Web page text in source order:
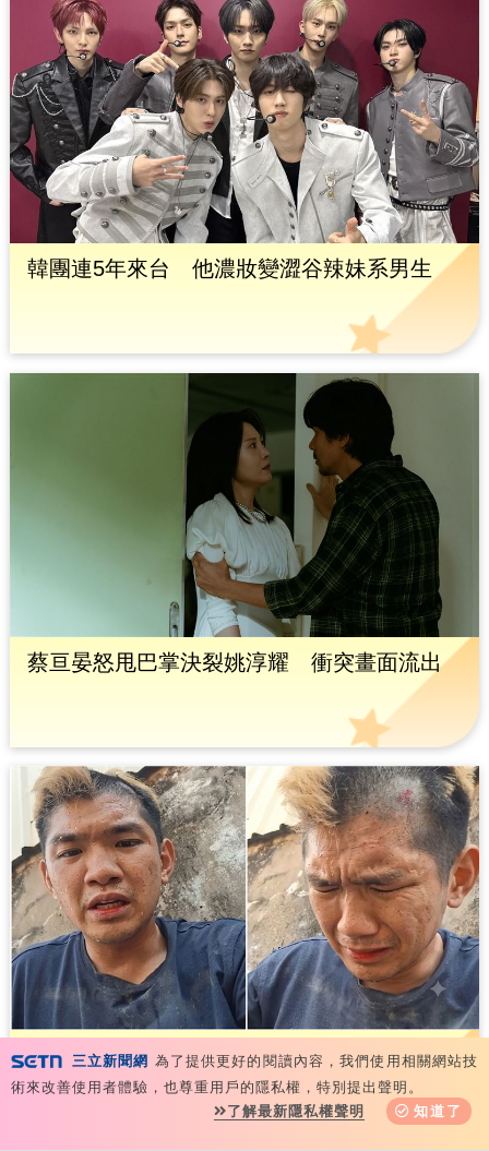
韓團連5年來台 他濃妝變澀谷辣妹系男生
蔡亘晏怒甩巴掌決裂姚淳耀 衝突畫面流出
晚安小雞痛訴付不起30萬！私闖土地遭索賠
三立新聞網 為了提供更好的閱讀內容，我們使用相關網站技
術來改善使用者體驗，也尊重用戶的隱私權，特別提出聲明。
了解最新隱私權聲明
知道了